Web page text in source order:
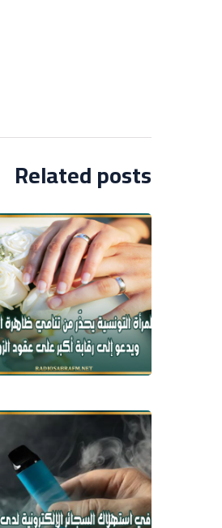
Related posts